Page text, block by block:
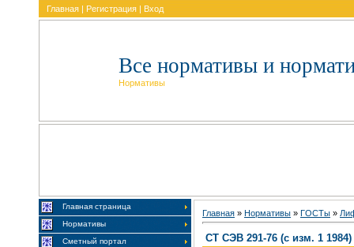
Главная | Регистрация | Вход
Все нормативы и
Нормативы
Главная страница
Нормативы
Сметный портал
Главная » Нормативы » ГOCTы »
СТ СЭВ 291-76 (с изм. 1